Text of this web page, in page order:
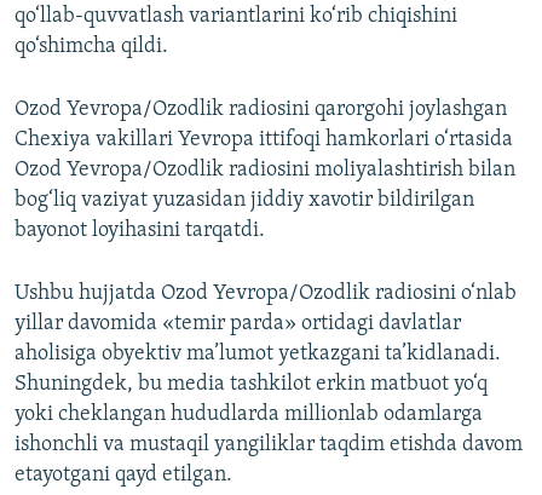
qo‘llab-quvvatlash variantlarini ko‘rib chiqishini
qo‘shimcha qildi.
Ozod Yevropa/Ozodlik radiosini qarorgohi joylashgan
Chexiya vakillari Yevropa ittifoqi hamkorlari o‘rtasida
Ozod Yevropa/Ozodlik radiosini moliyalashtirish bilan
bog‘liq vaziyat yuzasidan jiddiy xavotir bildirilgan
bayonot loyihasini tarqatdi.
Ushbu hujjatda Ozod Yevropa/Ozodlik radiosini o‘nlab
yillar davomida «temir parda» ortidagi davlatlar
aholisiga obyektiv ma’lumot yetkazgani ta’kidlanadi.
Shuningdek, bu media tashkilot erkin matbuot yo‘q
yoki cheklangan hududlarda millionlab odamlarga
ishonchli va mustaqil yangiliklar taqdim etishda davom
etayotgani qayd etilgan.